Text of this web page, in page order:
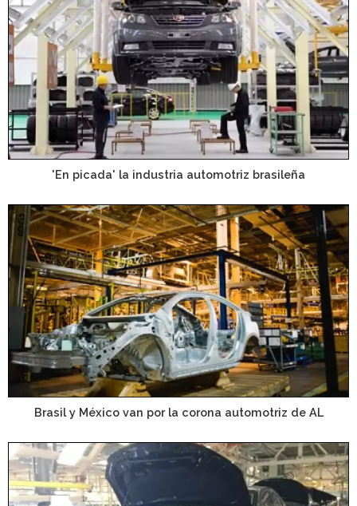
'En picada' la industria automotriz brasileña
Brasil y México van por la corona automotriz de AL